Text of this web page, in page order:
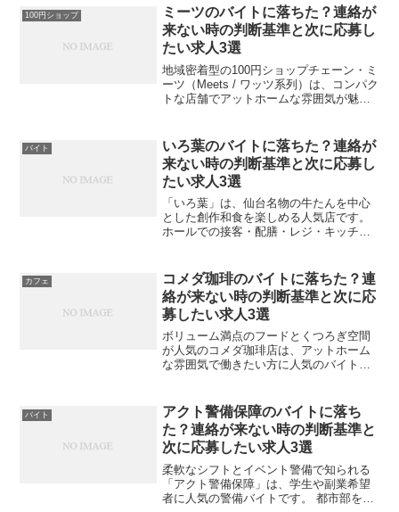
はいえ、「応募したのに何の連絡もな
い…」「面接後に結果が来な...
100円ショップ
ミーツのバイトに落ちた？連絡が
来ない時の判断基準と次に応募し
たい求人3選
地域密着型の100円ショップチェーン・ミ
ーツ（Meets / ワッツ系列）は、コンパク
トな店舗でアットホームな雰囲気が魅力
品出し・接客をバランスよく学べる働き
やすい環境...
バイト
いろ葉のバイトに落ちた？連絡が
来ない時の判断基準と次に応募し
たい求人3選
「いろ葉」は、仙台名物の牛たんを中心
とした創作和食を楽しめる人気店です。
ホールでの接客・配膳・レジ・キッチン
いえ、「面接後に音沙汰がない…」「も
しかして不採用？」と...
カフェ
コメダ珈琲のバイトに落ちた？連
絡が来ない時の判断基準と次に応
募したい求人3選
ボリューム満点のフードとくつろぎ空間
が人気のコメダ珈琲店は、アットホーム
な雰囲気で働きたい方に人気のバイト先
「応募したのに連絡がない」「面接の案
内が来ない…」というケ...
バイト
アクト警備保障のバイトに落ち
た？連絡が来ない時の判断基準と
次に応募したい求人3選
柔軟なシフトとイベント警備で知られる
「アクト警備保障」は、学生や副業希望
者に人気の警備バイトです。 都市部を中